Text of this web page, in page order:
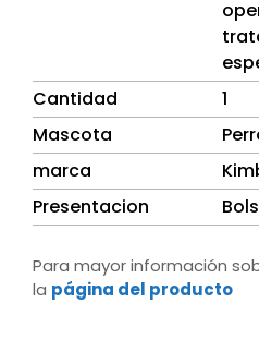
Cantidad
1
Mascota
marca
Presentacion
Para mayor información
la página del producto